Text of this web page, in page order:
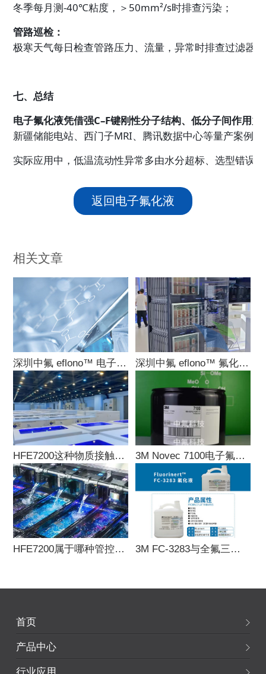
冬季每月测-40℃粘度，＞50mm²/s时排查污染；
管路巡检：
极寒天气每日检查管路压力、流量，异常时排查过滤器。
七、总结
电子氟化液凭借强C–F键刚性分子结构、低分子间作用
新疆储能电站、西门子MRI、腾讯数据中心等量产案例
实际应用中，低温流动性异常多由水分超标、选型错误
返回电子氟化液
相关文章
深圳中氟 eflono™ 电子氟化液全系列型 深圳中氟 eflono™ 氟化液五大核心场景
HFE7200这种物质接触到眼睛或皮肤会有什 3M Novec 7100电子氟化液是什么？
HFE7200属于哪种管控类别与代表？也受管 3M FC-3283与全氟三丙胺的区别分析
首页
产品中心